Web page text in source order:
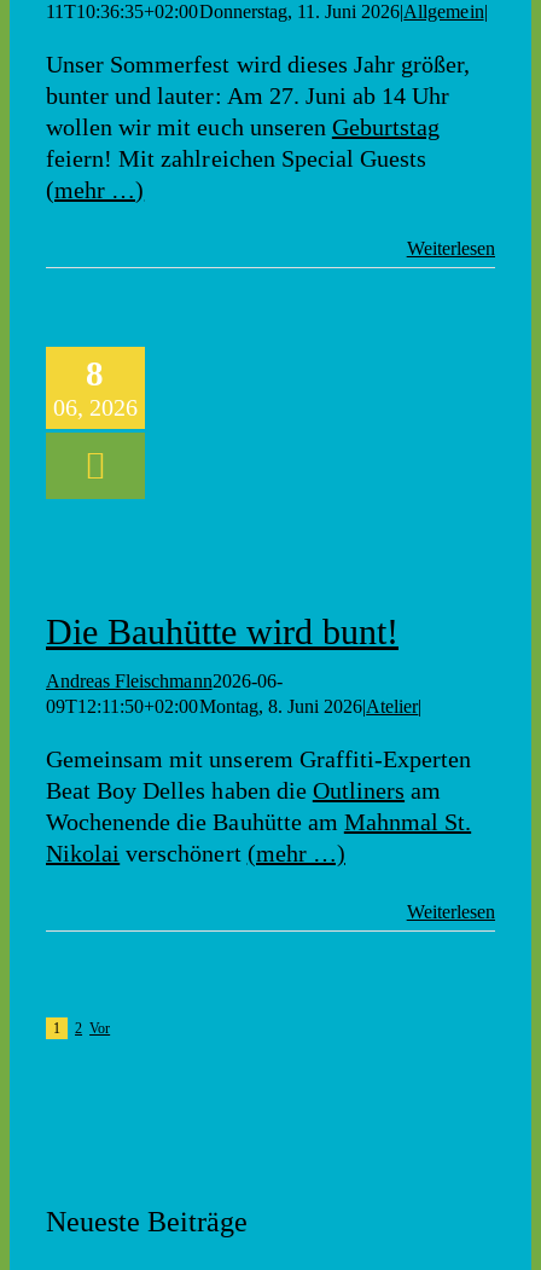
11T10:36:35+02:00Donnerstag, 11. Juni 2026|Allgemein|
Unser Sommerfest wird dieses Jahr größer,
bunter und lauter: Am 27. Juni ab 14 Uhr
wollen wir mit euch unseren Geburtstag
feiern! Mit zahlreichen Special Guests
(mehr …)
Weiterlesen
8
06, 2026
Die Bauhütte wird bunt!
Andreas Fleischmann2026-06-
09T12:11:50+02:00Montag, 8. Juni 2026|Atelier|
Gemeinsam mit unserem Graffiti-Experten
Beat Boy Delles haben die Outliners am
Wochenende die Bauhütte am Mahnmal St.
Nikolai verschönert (mehr …)
Weiterlesen
1 2 Vor
Neueste Beiträge